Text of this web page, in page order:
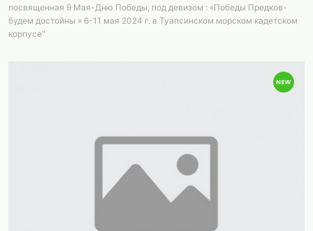
посвященная 9 Мая-Дню Победы, под девизом : «Победы Предков-
будем достойны » 6-11 мая 2024 г. в Туапсинском морском кадетском
корпусе"